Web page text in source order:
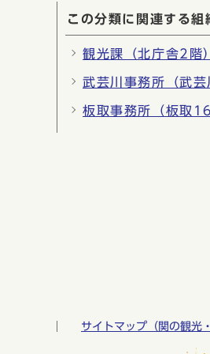
この分類に関連する組
観光課（北庁舎2階）
武芸川事務所（武
板取事務所（板取
サイトマップ（関の観光